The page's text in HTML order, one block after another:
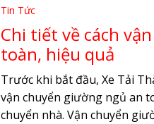
Tin Tức
Chi tiết về cách
toàn, hiệu quả
Trước khi bắt đầu, Xe Tải
vận chuyển giường ngủ an
chuyển nhà. Vận chuyển